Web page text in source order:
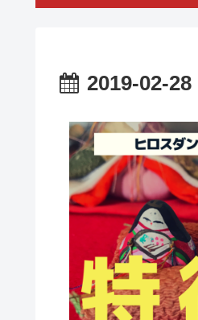
2019-02-28